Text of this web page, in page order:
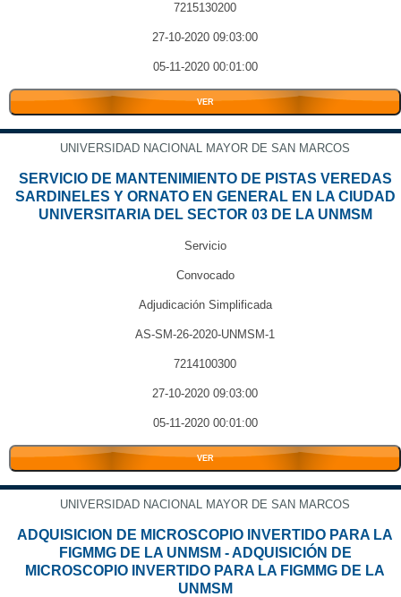
7215130200
27-10-2020 09:03:00
05-11-2020 00:01:00
VER
UNIVERSIDAD NACIONAL MAYOR DE SAN MARCOS
SERVICIO DE MANTENIMIENTO DE PISTAS VEREDAS
SARDINELES Y ORNATO EN GENERAL EN LA CIUDAD
UNIVERSITARIA DEL SECTOR 03 DE LA UNMSM
Servicio
Convocado
Adjudicación Simplificada
AS-SM-26-2020-UNMSM-1
7214100300
27-10-2020 09:03:00
05-11-2020 00:01:00
VER
UNIVERSIDAD NACIONAL MAYOR DE SAN MARCOS
ADQUISICION DE MICROSCOPIO INVERTIDO PARA LA
FIGMMG DE LA UNMSM - ADQUISICIÓN DE
MICROSCOPIO INVERTIDO PARA LA FIGMMG DE LA
UNMSM